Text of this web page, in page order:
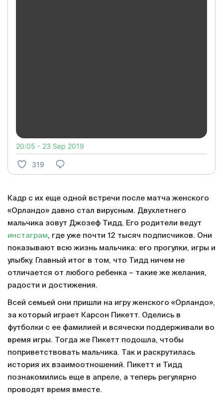
20:05 - 23 Sep 2019
319
Кадр с их еще одной встречи после матча женского
«Орландо» давно стал вирусным. Двухлетнего
мальчика зовут Джозеф Тидд. Его родители ведут
инстаграм, где уже почти 12 тысяч подписчиков. Они
показывают всю жизнь мальчика: его прогулки, игры и
улыбку. Главный итог в том, что Тидд ничем не
отличается от любого ребенка – такие же желания,
радости и достижения.
Всей семьей они пришли на игру женского «Орландо»,
за который играет Карсон Пикетт. Оделись в
футболки с ее фамилией и всячески поддерживали во
время игры. Тогда же Пикетт подошла, чтобы
поприветствовать мальчика. Так и раскрутилась
история их взаимоотношений. Пикетт и Тидд
познакомились еще в апреле, а теперь регулярно
проводят время вместе.